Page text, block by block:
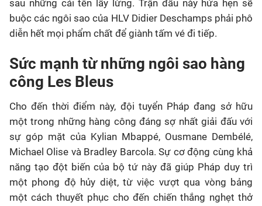
sau những cái tên lẫy lừng. Trận đấu này hứa hẹn sẽ
buộc các ngôi sao của HLV Didier Deschamps phải phô
diễn hết mọi phẩm chất để giành tấm vé đi tiếp.
Sức mạnh từ những ngôi sao hàng
công Les Bleus
Cho đến thời điểm này, đội tuyển Pháp đang sở hữu
một trong những hàng công đáng sợ nhất giải đấu với
sự góp mặt của Kylian Mbappé, Ousmane Dembélé,
Michael Olise và Bradley Barcola. Sự cơ động cùng khả
năng tạo đột biến của bộ tứ này đã giúp Pháp duy trì
một phong độ hủy diệt, từ việc vượt qua vòng bảng
một cách thuyết phục cho đến chiến thắng nghẹt thở